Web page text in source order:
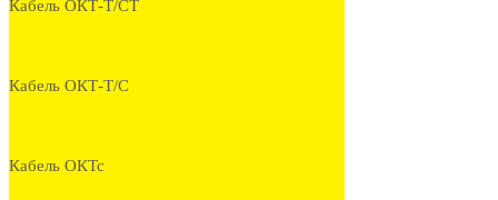
Кабель ОКТ-Т/СТ
Кабель ОКТ-Т/С
Кабель ОКТс